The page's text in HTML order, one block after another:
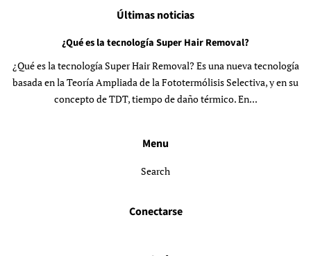
Últimas noticias
¿Qué es la tecnología Super Hair Removal?
¿Qué es la tecnología Super Hair Removal? Es una nueva tecnología
basada en la Teoría Ampliada de la Fototermólisis Selectiva, y en su
concepto de TDT, tiempo de daño térmico. En...
Menu
Search
Conectarse